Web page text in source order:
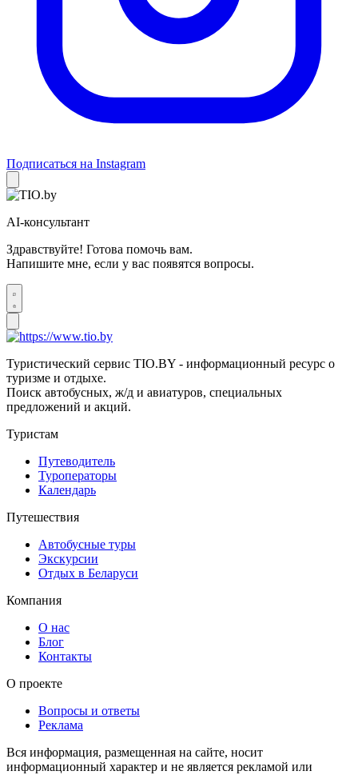
Подписаться на Instagram
AI-консультант
Здравствуйте! Готова помочь вам.
Напишите мне, если у вас появятся вопросы.
Туристический сервис TIO.BY - информационный ресурс о
туризме и отдыхе.
Поиск автобусных, ж/д и авиатуров, специальных
предложений и акций.
Туристам
Путеводитель
Туроператоры
Календарь
Путешествия
Автобусные туры
Экскурсии
Отдых в Беларуси
Компания
О нас
Блог
Контакты
О проекте
Вопросы и ответы
Реклама
Вся информация, размещенная на сайте, носит
информационный характер и не является рекламой или